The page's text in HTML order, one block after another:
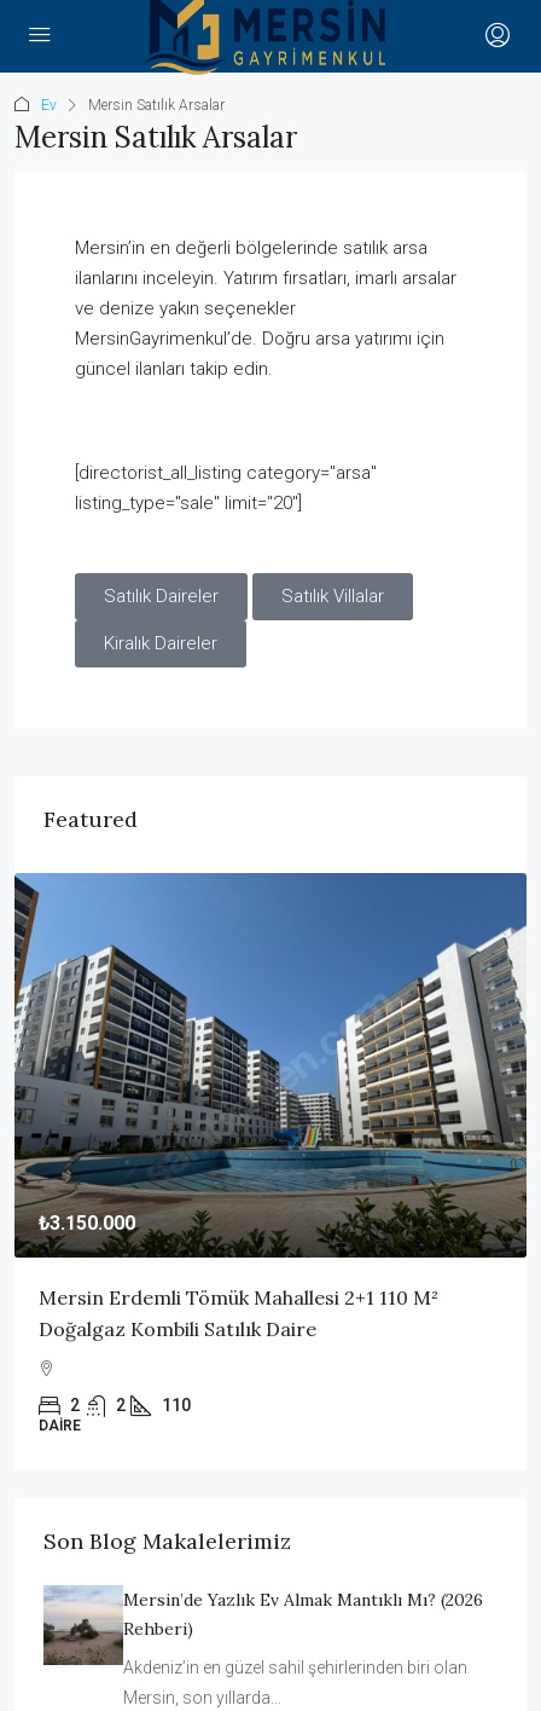
Ev Mersin Satılık Arsalar
Mersin Satılık Arsalar
Mersin’in en değerli bölgelerinde satılık arsa
ilanlarını inceleyin. Yatırım fırsatları, imarlı arsalar
ve denize yakın seçenekler
MersinGayrimenkul’de. Doğru arsa yatırımı için
güncel ilanları takip edin.
[directorist_all_listing category="arsa"
listing_type="sale" limit="20"]
Satılık Daireler Satılık Villalar
Kiralık Daireler
Featured
₺3.150.000
Mersin Erdemli Tömük Mahallesi 2+1 110 M²
Doğalgaz Kombili Satılık Daire
2 2 110
DAIRE
Son Blog Makalelerimiz
Mersin’de Yazlık Ev Almak Mantıklı Mı? (2026
Rehberi)
Akdeniz’in en güzel sahil şehirlerinden biri olan
Mersin, son yıllarda…